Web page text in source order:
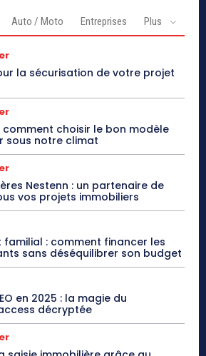
Auto / Moto Entreprises Plus
la sécurisation de votre projet
comment choisir le bon modèle
sous notre climat
Nestenn : un partenaire de
vos projets immobiliers
familial : comment financer les
sans déséquilibrer son budget
en 2025 : la magie du
décryptée